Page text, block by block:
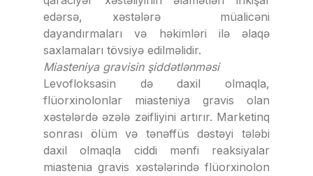
edərsə, xəstələrə müalicəni
dayandırmaları və həkimləri ilə əlaqə
saxlamaları tövsiyə edilməlidir.
Miasteniya gravisin şiddətlənməsi
Levofloksasin də daxil olmaqla,
flüorxinolonlar miasteniya gravis olan
xəstələrdə əzələ zəifliyini artırır. Marketinq
sonrası ölüm və tənəffüs dəstəyi tələbi
daxil olmaqla ciddi mənfi reaksiyalar
miastenia gravis xəstələrində flüorxinolon